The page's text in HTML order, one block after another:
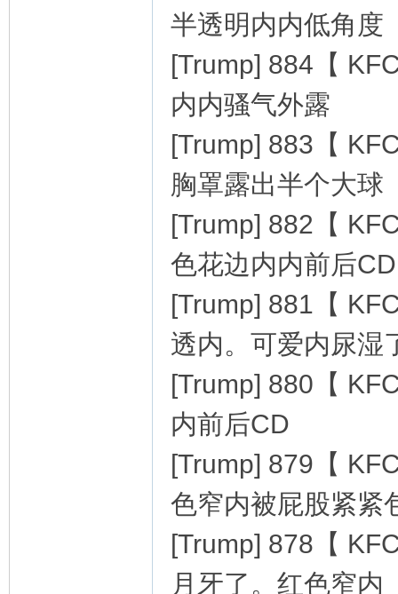
半透明内内低角度
[Trump] 884【
内内骚气外露
[Trump] 883【
胸罩露出半个大球
[Trump] 882【
色花边内内前后CD
[Trump] 881【
透内。可爱内尿湿
[Trump] 880【
内前后CD
[Trump] 879【
色窄内被屁股紧紧
[Trump] 878【
月牙了。红色窄内